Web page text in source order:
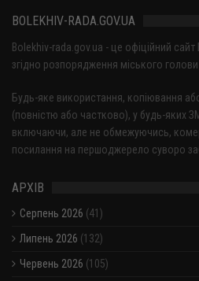
BOLEKHIV-RADA.GOV.UA
Bolekhiv-rada.gov.ua - це офіційний сайт
згідно розпорядження міського
Будь-яке використання, копіювання
(повністю або частково), у будь-яких
включаючи, але не обмежуючись,
посилання на першоджерело суворо
АРХІВ
Серпень 2026 (41)
Липень 2026 (132)
Червень 2026 (105)